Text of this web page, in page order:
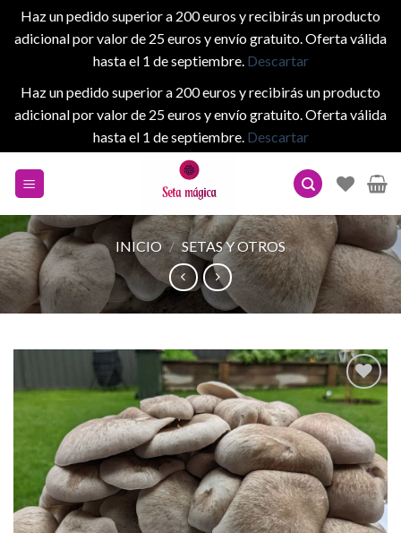
Haz un pedido superior a 200 euros y recibirás un producto
adicional por valor de 25 euros y envío gratuito. Oferta válida
hasta el 1 de septiembre. Descartar
Haz un pedido superior a 200 euros y recibirás un producto
adicional por valor de 25 euros y envío gratuito. Oferta válida
hasta el 1 de septiembre. Descartar
INICIO / SETAS Y OTROS
Add to
wishlist